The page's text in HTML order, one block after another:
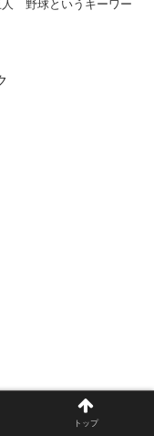
野球というキーワー
トップ